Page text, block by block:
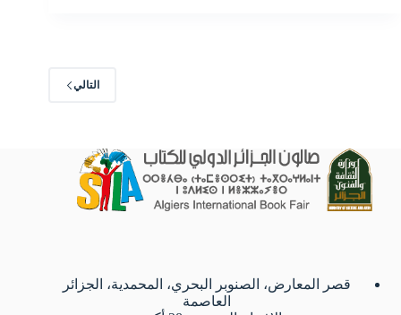
التالي
قصر المعارض، الصنوبر البحري، المحمدية، الجزائر
العاصمة